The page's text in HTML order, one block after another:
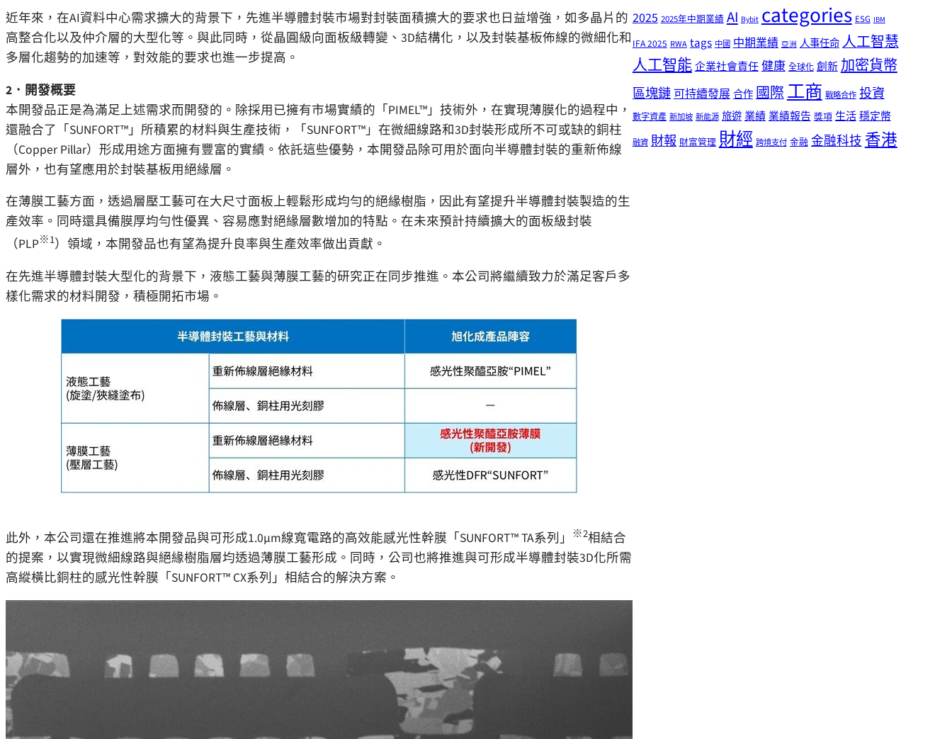
近年來，在AI資料中心需求擴大的背景下，先進半導體封裝市場對封裝面積擴大的要求也日益增強，如多晶片的
高整合化以及仲介層的大型化等。與此同時，從晶圓級向面板級轉變、3D結構化，以及封裝基板佈線的微細化和
多層化趨勢的加速等，對效能的要求也進一步提高。
2 ．開發概要
本開發品正是為滿足上述需求而開發的。除採用已擁有市場實績的 「PIMEL™」 技術外，在實現薄膜化的過程中，
還融合了 「SUNFORT™」 所積累的材料與生產技術， 「SUNFORT™」 在微細線路和3D封裝形成所不可或缺的銅柱
（Copper Pillar）形成用途方面擁有豐富的實績。依託這些優勢，本開發品除可用於面向半導體封裝的重新佈線
層外，也有望應用於封裝基板用絕緣層。
在薄膜工藝方面，透過層壓工藝可在大尺寸面板上輕鬆形成均勻的絕緣樹脂，因此有望提升半導體封裝製造的生
產效率。同時還具備膜厚均勻性優異、容易應對絕緣層數增加的特點。在未來預計持續擴大的面板級封裝
（PLP※1）領域，本開發品也有望為提升良率與生產效率做出貢獻。
在先進半導體封裝大型化的背景下，液態工藝與薄膜工藝的研究正在同步推進。本公司將繼續致力於滿足客戶多
樣化需求的材料開發，積極開拓市場。
此外，本公司還在推進將本開發品與可形成1.0μm線寬電路的高效能感光性幹膜 「SUNFORT™ TA系列」 ※2相結合
的提案，以實現微細線路與絕緣樹脂層均透過薄膜工藝形成。同時，公司也將推進與可形成半導體封裝3D化所需
高縱橫比銅柱的感光性幹膜 「SUNFORT™ CX系列」 相結合的解決方案。
2025 2025年中期業績 AI Bybit categories ESG IBM
IFA 2025 RWA tags 中國 中期業績 亞洲 人事任命人工智慧
人工智能企業社會責任健康 全球化 創新 加密貨幣
區塊鏈可持續發展合作國際工商 戰略合作 投資
數字資產 新加坡 新能源 旅遊業績業績報告 獎項 生活穩定幣
融資 財報 財富管理 財經 跨境支付 金融 金融科技香港